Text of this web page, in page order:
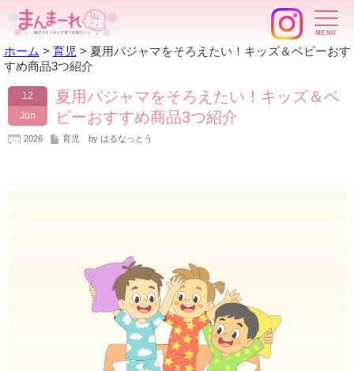
ホーム > 育児 > 夏用パジャマをそろえたい！キッズ＆ベビーおす
すめ商品3つ紹介
12
Jun
夏用パジャマをそろえたい！キッズ＆ベ
ビーおすすめ商品3つ紹介
2026 育児 by はるなっとう